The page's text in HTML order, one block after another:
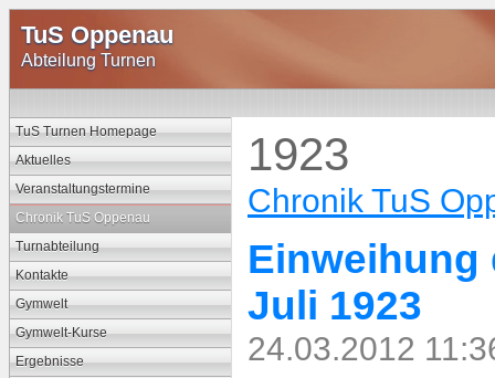
TuS Oppenau
Abteilung Turnen
TuS Turnen Homepage
Aktuelles
Veranstaltungstermine
Chronik TuS Oppenau
Turnabteilung
Kontakte
Gymwelt
Gymwelt-Kurse
Ergebnisse
1923
Chronik TuS
Einweihung
Juli 1923
24.03.2012